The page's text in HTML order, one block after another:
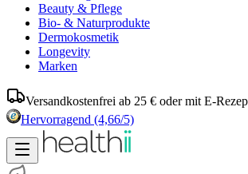
Beauty & Pflege
Bio- & Naturprodukte
Dermokosmetik
Longevity
Marken
Versandkostenfrei ab 25 € oder mit E-
Hervorragend (4,66/5)